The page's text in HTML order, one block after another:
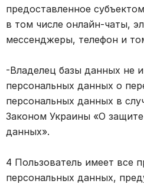
предоставленное
в том числе онлайн-чаты,
мессенджеры, телефон и
-Владелец базы данных не
персональных данных о
персональных данных в
Законом Украины «О
данных».
4 Пользователь имеет все
персональных данных,